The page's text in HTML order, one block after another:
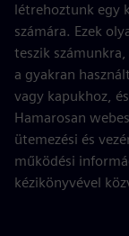
létrehoztunk egy
számára. Ezek
teszik
a gyakran
vagy kapukhoz,
Hamarosan
ütemezési és
működési
kézikönyvével